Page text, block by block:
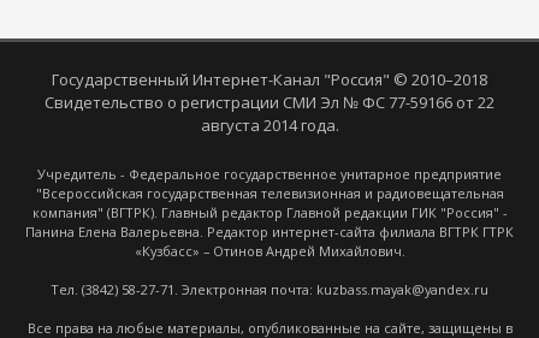
Государственный Интернет-Канал "Россия" © 2010–2018
Свидетельство о регистрации СМИ Эл № ФС 77-59166 от 22
августа 2014 года.
Учредитель - Федеральное государственное унитарное предприятие
"Всероссийская государственная телевизионная и радиовещательная
компания" (ВГТРК). Главный редактор Главной редакции ГИК "Россия" -
Панина Елена Валерьевна. Редактор интернет-сайта филиала ВГТРК ГТРК
«Кузбасс» – Отинов Андрей Михайлович.
Тел. (3842) 58-27-71. Электронная почта: kuzbass.mayak@yandex.ru
Все права на любые материалы, опубликованные на сайте, защищены в